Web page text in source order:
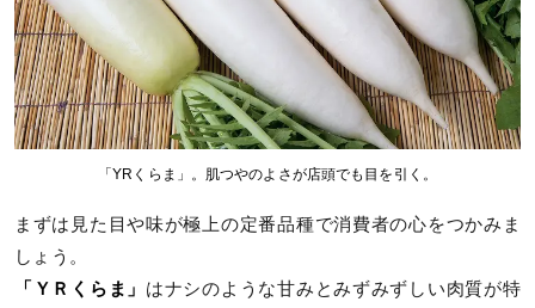
「YRくらま」。肌つやのよさが店頭でも目を引く。
まずは見た目や味が極上の定番品種で消費者の心をつかみま
しょう。
「ＹＲくらま」 はナシのような甘みとみずみずしい肉質が特